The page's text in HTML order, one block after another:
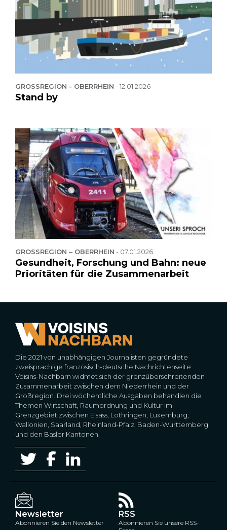
GROSSREGION - OBERRHEIN -12.01.2026
Stand by
GROSSREGION – OBERRHEIN - 07.01.2026
Gesundheit, Forschung und Bahn: neue
Prioritäten für die Zusammenarbeit
Die 2021 von unabhängigen Journalisten gegründete
zweisprachige französisch-deutsche Nachrichtenseite
Voisins-Nachbarn widmet sich der grenzüberschreitenden
Zusammenarbeit zwischen dem Niederrhein und der
Großregion. Drei wöchentliche Ausgaben behandlen die
Themen Wirtschaft, Raumordnung und Kultur im
Grenzgebiet zwischen Elsass, Lothringen, Luxemburg,
Wallonien, Saarland, Rheinland-Pfalz, Baden-Württemberg
und den Basler Kantonen.
Newsletter
Abonnieren Sie den Newsletter
RSS
Abonnieren Sie unsere RSS-